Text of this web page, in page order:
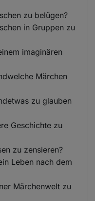
zu belügen?
in Gruppen zu
imaginären
Märchen
zu glauben
Geschichte zu
zu zensieren?
Leben nach dem
Märchenwelt zu